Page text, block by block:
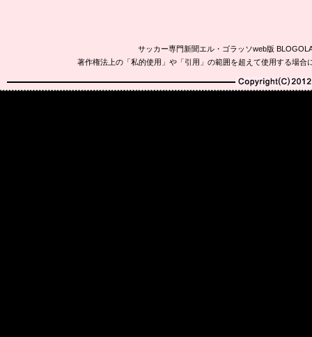
サッカー専門新聞エル・ゴラッソweb版
著作権法上の「私的使用」や「引用」の範囲を超えて使用する場
Copyright(C)2010-